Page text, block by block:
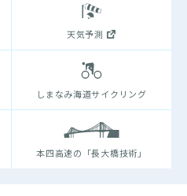
天気予測
しまなみ海道サイクリング
本四高速の「長大橋技術」